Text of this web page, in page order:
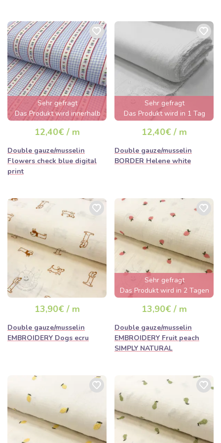
Sehr gefragt
Das Produkt wird innerhalb
von wenigen Stunden
ausverkauft sein
12,40€ / m
Double gauze/musselin
Flowers check blue digital
print
Sehr gefragt
Das Produkt wird in 1 Tag
ausverkauft sein
12,40€ / m
Double gauze/musselin
BORDER Helene white
13,90€ / m
Double gauze/musselin
EMBROIDERY Dogs ecru
Sehr gefragt
Das Produkt wird in 2 Tagen
ausverkauft sein
13,90€ / m
Double gauze/musselin
EMBROIDERY Fruit peach
SIMPLY NATURAL